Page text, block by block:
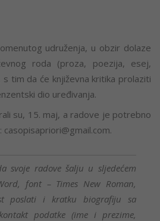
udruženja, u obzir dolaze
roda (proza, poezija, esej,
s tim da će književna kritika prolaziti
dio uređivanja.
su, 15. maj, a radove je potrebno
casopisapriori@gmail.com.
svoje radove šalju u sljedećem
font – Times New Roman,
poslati i kratku biografiju sa
podatke (ime i prezime,